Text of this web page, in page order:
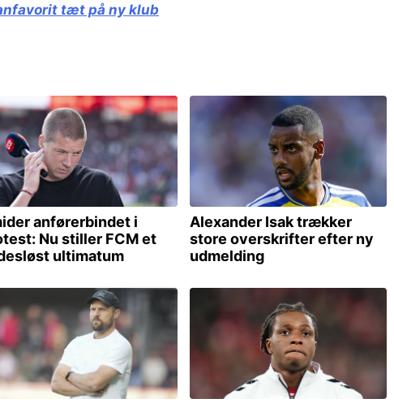
tæt på ny klub